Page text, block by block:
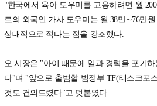
"한국에서 육아 도우미를 고용하려면 월
르의 외국인 가사 도우미는 월 38만∼76만
상대적으로 적다는 점을 강조했다.
오 시장은 "아이 때문에 일과 경력을 포기
다"며 "앞으로 출범할 범정부 TF(태스크포
것도 건의드렸다"고 덧붙였다.